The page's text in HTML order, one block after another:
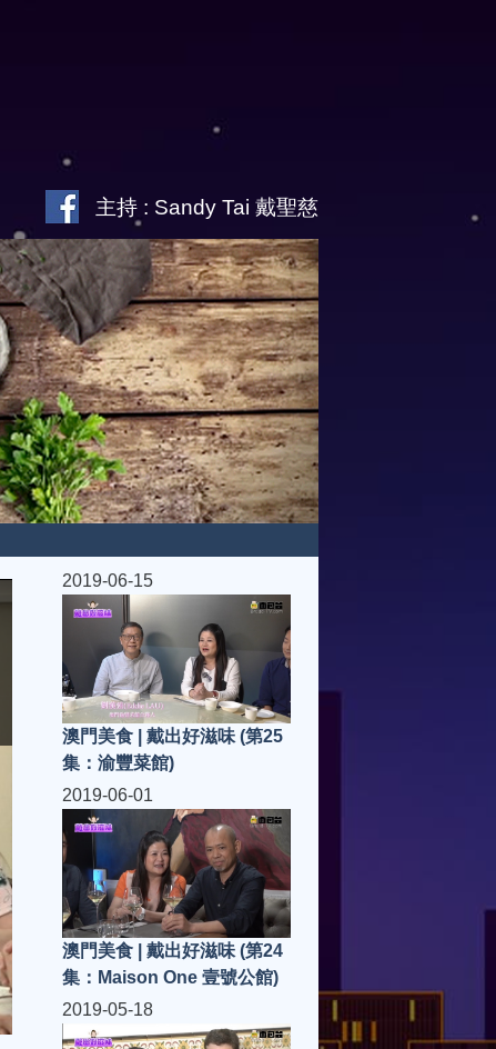
主持 : Sandy Tai 戴聖慈
2019-06-15
澳門美食 | 戴出好滋味 (第25
集：渝豐菜館)
2019-06-01
澳門美食 | 戴出好滋味 (第24
集：Maison One 壹號公館)
2019-05-18